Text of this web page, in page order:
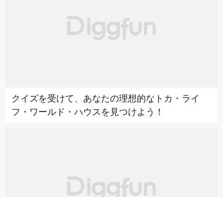
クイズを受けて、あなたの理想的なトカ・ライ
フ・ワールド・ハウスを見つけよう！